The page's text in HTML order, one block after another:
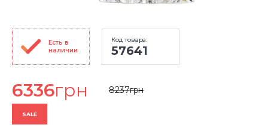
Есть в
наличии
Код товара:
57641
6336грн 8237грн
SALE